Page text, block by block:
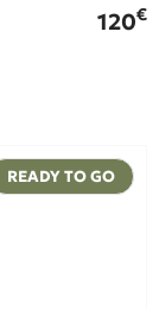
120€
READY TO GO